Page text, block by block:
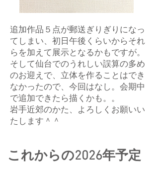
追加作品５点が郵送ぎりぎりになっ
てしまい、初日午後くらいからそれ
らを加えて展示となるかもですが。
そして仙台でのうれしい誤算の多め
のお迎えで、立体を作ることはでき
なかったので、今回はなし。会期中
で追加できたら描くかも。。
岩手近郊のかた、よろしくお願いい
たします＾＾
これからの2026年予定